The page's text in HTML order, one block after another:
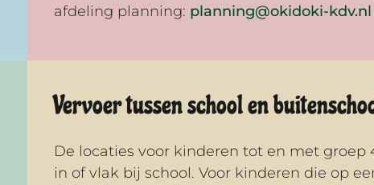
afdeling planning: planning@okidoki-kdv.nl
Vervoer tussen school en
De locaties voor kinderen tot en met groep
in of vlak bij school. Voor kinderen die op